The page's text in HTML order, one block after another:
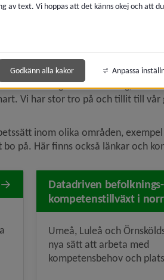
organisation
att växa, hela tiden med sikte på
och digital omställning, vi
Vi har stor tro på och tillit till
inom olika områden,
på. Här finns också länkar och
Datadriven
kompetenstillväxt i norr
Umeå, Luleå och
nya sätt att arbeta med
kompetensbehov och
av text. Vi hoppas att det känns okej och att
Godkänn alla kakor Anpassa